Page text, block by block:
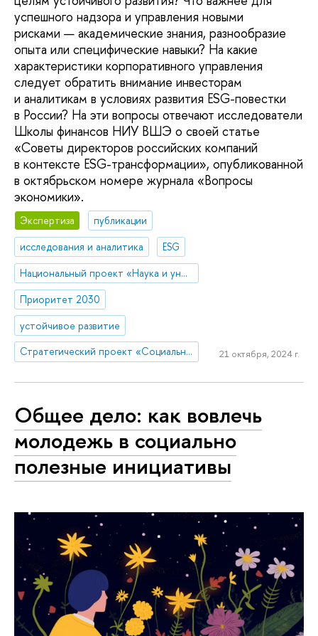
успешного надзора и управления новыми
рисками — академические знания, разнообразие
опыта или специфические навыки? На какие
характеристики корпоративного управления
следует обратить внимание инвесторам
и аналитикам в условиях развития ESG-повестки
в России? На эти вопросы отвечают исследователи
Школы финансов НИУ ВШЭ о своей статье
«Советы директоров российских компаний
в контексте ESG-трансформации», опубликованной
в октябрьском номере журнала «Вопросы
экономики».
Экспертиза
публикации
исследования и аналитика
ESG
Национальный проект «Наука и университеты»
Приоритет 2030
устойчивое развитие
Стратегический проект «Социальная политика устойчивого развития и инклюзивного экономического роста»
21 октября, 2024 г.
Общее дело: как вовлечь
молодежь в социально
полезные инициативы